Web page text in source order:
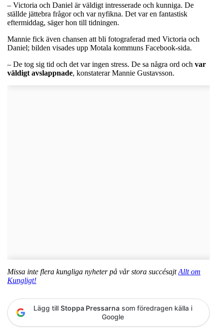
– Victoria och Daniel är väldigt intresserade och kunniga. De
ställde jättebra frågor och var nyfikna. Det var en fantastisk
eftermiddag, säger hon till tidningen.
Mannie fick även chansen att bli fotograferad med Victoria och
Daniel; bilden visades upp Motala kommuns Facebook-sida.
– De tog sig tid och det var ingen stress. De sa några ord och var
väldigt avslappnade, konstaterar Mannie Gustavsson.
Missa inte flera kungliga nyheter på vår stora succésajtAllt om
Kungligt!
Lägg till Stoppa Pressarna som föredragen källa i
Google